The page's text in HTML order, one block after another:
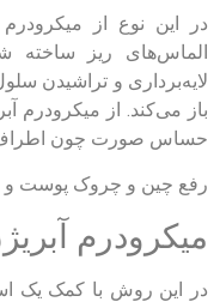
در این نوع از
الماس‌های ریز ساخته
لایه‌برداری و تراشیدن
باز می‌کند. از میکرودرم
حساس صورت چون اطراف
رفع چین ‌و چروک پوست
میکرودرم
در این روش با کمک یک